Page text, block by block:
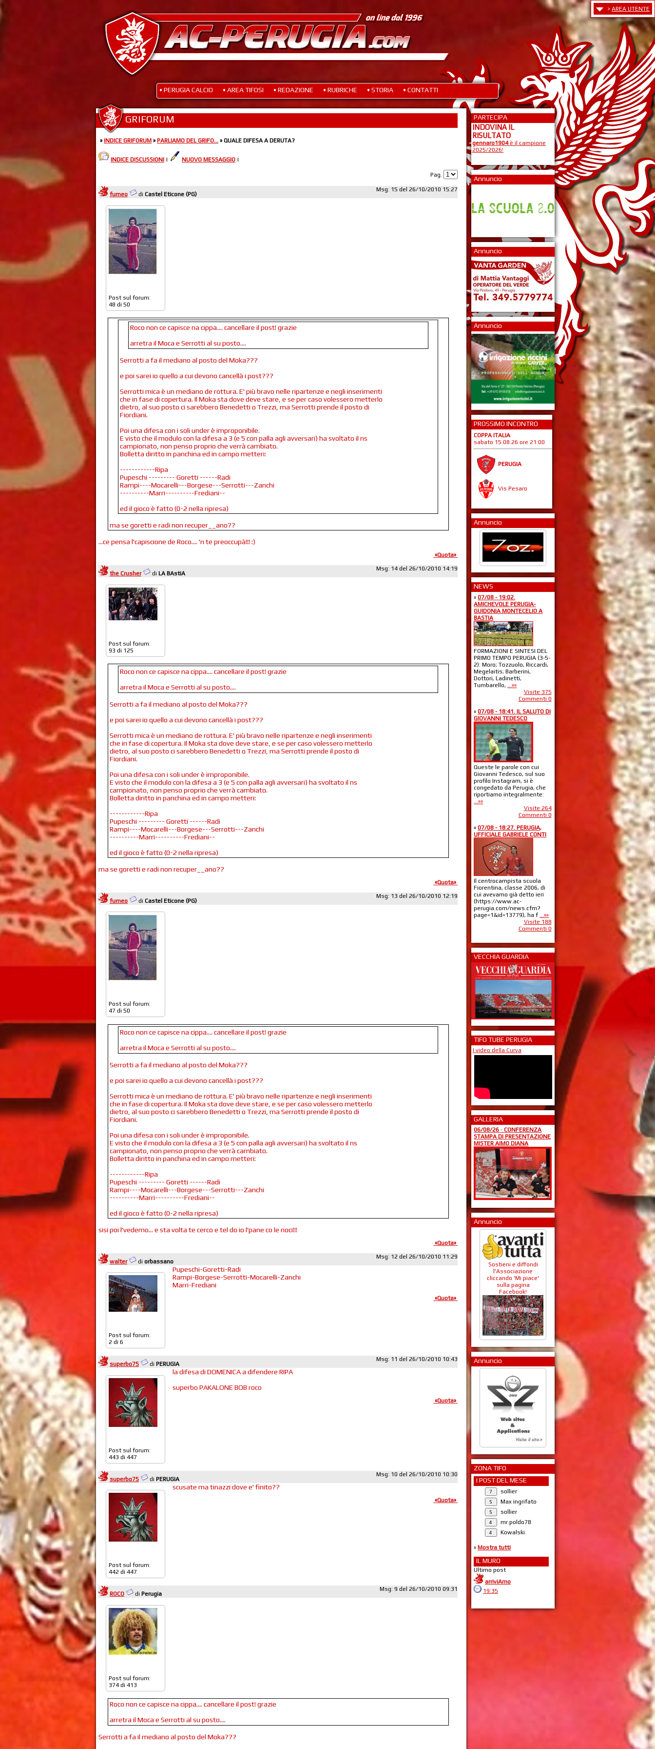
> AREA UTENTE
• PERUGIA CALCIO • AREA TIFOSI • REDAZIONE • RUBRICHE • STORIA • CONTATTI
GRIFORUM
» INDICE GRIFORUM » PARLIAMO DEL GRIFO... » QUALE DIFESA A DERUTA?
INDICE DISCUSSIONI | NUOVO MESSAGGIO |
Pag.
fumeo di Castel Eticone (PG)
Msg: 15 del 26/10/2010 15:27
Post sul forum:
48 di 50
Roco non ce capisce na cippa.... cancellare il post! grazie
arretra il Moca e Serrotti al su posto....
Serrotti a fa il mediano al posto del Moka???
e poi sarei io quello a cui devono cancellà i post???
Serrotti mica è un mediano de rottura. E' più bravo nelle ripartenze e negli inserimenti
che in fase di copertura. Il Moka sta dove deve stare, e se per caso volessero metterlo
dietro, al suo posto ci sarebbero Benedetti o Trezzi, ma Serrotti prende il posto di
Fiordiani.
Poi una difesa con i soli under è improponibile.
E visto che il modulo con la difesa a 3 (e 5 con palla agli avversari) ha svoltato il ns
campionato, non penso proprio che verrà cambiato.
Bolletta diritto in panchina ed in campo metteri:
------------Ripa
Pupeschi --------- Goretti ------Radi
Rampi----Mocarelli---Borgese---Serrotti---Zanchi
----------Marri----------Frediani--
ed il gioco è fatto (0-2 nella ripresa)
ma se goretti e radi non recuper__ano??
...ce pensa l'capiscione de Roco.... 'n te preoccupà!!! :)
«Quota»
the Crusher di LA BAstiA
Msg: 14 del 26/10/2010 14:19
Post sul forum:
93 di 125
Roco non ce capisce na cippa.... cancellare il post! grazie
arretra il Moca e Serrotti al su posto....
Serrotti a fa il mediano al posto del Moka???
e poi sarei io quello a cui devono cancellà i post???
Serrotti mica è un mediano de rottura. E' più bravo nelle ripartenze e negli inserimenti
che in fase di copertura. Il Moka sta dove deve stare, e se per caso volessero metterlo
dietro, al suo posto ci sarebbero Benedetti o Trezzi, ma Serrotti prende il posto di
Fiordiani.
Poi una difesa con i soli under è improponibile.
E visto che il modulo con la difesa a 3 (e 5 con palla agli avversari) ha svoltato il ns
campionato, non penso proprio che verrà cambiato.
Bolletta diritto in panchina ed in campo metteri:
------------Ripa
Pupeschi --------- Goretti ------Radi
Rampi----Mocarelli---Borgese---Serrotti---Zanchi
----------Marri----------Frediani--
ed il gioco è fatto (0-2 nella ripresa)
ma se goretti e radi non recuper__ano??
«Quota»
fumeo di Castel Eticone (PG)
Msg: 13 del 26/10/2010 12:19
Post sul forum:
47 di 50
Roco non ce capisce na cippa.... cancellare il post! grazie
arretra il Moca e Serrotti al su posto....
Serrotti a fa il mediano al posto del Moka???
e poi sarei io quello a cui devono cancellà i post???
Serrotti mica è un mediano de rottura. E' più bravo nelle ripartenze e negli inserimenti
che in fase di copertura. Il Moka sta dove deve stare, e se per caso volessero metterlo
dietro, al suo posto ci sarebbero Benedetti o Trezzi, ma Serrotti prende il posto di
Fiordiani.
Poi una difesa con i soli under è improponibile.
E visto che il modulo con la difesa a 3 (e 5 con palla agli avversari) ha svoltato il ns
campionato, non penso proprio che verrà cambiato.
Bolletta diritto in panchina ed in campo metteri:
------------Ripa
Pupeschi --------- Goretti ------Radi
Rampi----Mocarelli---Borgese---Serrotti---Zanchi
----------Marri----------Frediani--
ed il gioco è fatto (0-2 nella ripresa)
sisi poi l'vedemo... e sta volta te cerco e tel do io l'pane co le noci!!!
«Quota»
walter di orbassano
Msg: 12 del 26/10/2010 11:29
Post sul forum:
2 di 6
Pupeschi-Goretti-Radi
Rampi-Borgese-Serrotti-Mocarelli-Zanchi
Marri-Frediani
«Quota»
superbo75 di PERUGIA
Msg: 11 del 26/10/2010 10:43
Post sul forum:
443 di 447
la difesa di DOMENICA a difendere RIPA
superbo PAKALONE BOB roco
«Quota»
superbo75 di PERUGIA
Msg: 10 del 26/10/2010 10:30
Post sul forum:
442 di 447
scusate ma tinazzi dove e' finito??
«Quota»
ROCO di Perugia
Msg: 9 del 26/10/2010 09:31
Post sul forum:
374 di 413
Roco non ce capisce na cippa.... cancellare il post! grazie
arretra il Moca e Serrotti al su posto....
Serrotti a fa il mediano al posto del Moka???
PARTECIPA
INDOVINA IL
RISULTATO
gennaro1904è il campione
2025/2026!
Annuncio
Annuncio
Annuncio
PROSSIMO INCONTRO
COPPA ITALIA
sabato 15.08.26 ore 21:00
PERUGIA
Vis Pesaro
Annuncio
NEWS
»07/08 - 19:02.
AMICHEVOLE PERUGIA-
GUIDONIA MONTECELIO A
BASTIA
FORMAZIONI E SINTESI DEL
PRIMO TEMPO PERUGIA (3-5-
2): Moro; Tozzuolo, Riccardi,
Megelaitis; Barberini,
Dottori, Ladinetti,
Tumbarello,
...»»
Visite 375
Commenti 0
»07/08 - 18:41. IL SALUTO DI
GIOVANNI TEDESCO
Queste le parole con cui
Giovanni Tedesco, sul suo
profilo Instagram, si è
congedato da Perugia, che
riportiamo integralmente:
...»»
Visite 264
Commenti 0
»07/08 - 18:27. PERUGIA,
UFFICIALE GABRIELE CONTI
Il centrocampista scuola
Fiorentina, classe 2006, di
cui avevamo già detto ieri
(https://www.ac-
perugia.com/news.cfm?
page=1&id=13779), ha f
...»»
Visite 188
Commenti 0
VECCHIA GUARDIA
TIFO TUBE PERUGIA
I video della Curva
GALLERIA
06/08/26 -CONFERENZA
STAMPA DI PRESENTAZIONE
MISTER AIMO DIANA
Annuncio
Sostieni e diffondi
l'Associazione
cliccando 'Mi piace'
sulla pagina
Facebook!
Annuncio
ZONA TIFO
I POST DEL MESE
sollier
Max ingrifato
sollier
mr.poldo78
Kowalski
» Mostra tutti
IL MURO
Ultimo post
arriviAmo
19:35